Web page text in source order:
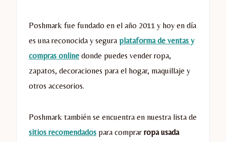
Poshmark fue fundado en el año 2011 y hoy en día
es una reconocida y segura plataforma de ventas y
compras online donde puedes vender ropa,
zapatos, decoraciones para el hogar, maquillaje y
otros accesorios.
Poshmark también se encuentra en nuestra lista de
sitios recomendados para comprar ropa usada